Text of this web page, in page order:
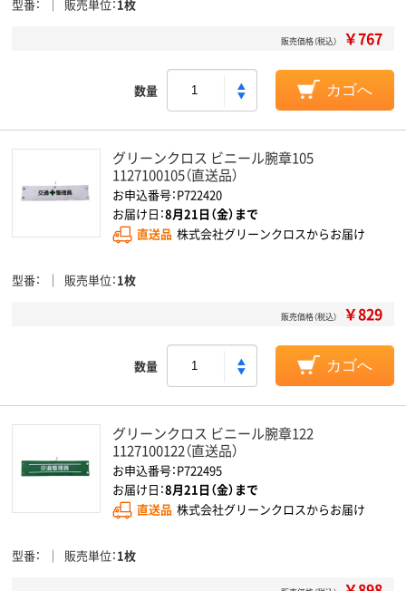
型番 販売単位 1枚
販売価格（税込） ￥767
数量 カゴへ
グリーンクロス ビニール腕章105
1127100105（直送品）
お申込番号：P722420
お届け日：8月21日（金）まで
直送品 株式会社グリーンクロスからお届け
型番 販売単位 1枚
販売価格（税込） ￥829
数量 カゴへ
グリーンクロス ビニール腕章122
1127100122（直送品）
お申込番号：P722495
お届け日：8月21日（金）まで
直送品 株式会社グリーンクロスからお届け
型番 販売単位 1枚